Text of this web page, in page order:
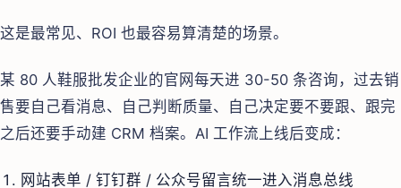
这是最常见、ROI 也最容易算清楚的场景。
某 80 人鞋服批发企业的官网每天进 30-50 条咨询，过去销
售要自己看消息、自己判断质量、自己决定要不要跟、跟完
之后还要手动建 CRM 档案。AI 工作流上线后变成：
网站表单 / 钉钉群 / 公众号留言统一进入消息总线